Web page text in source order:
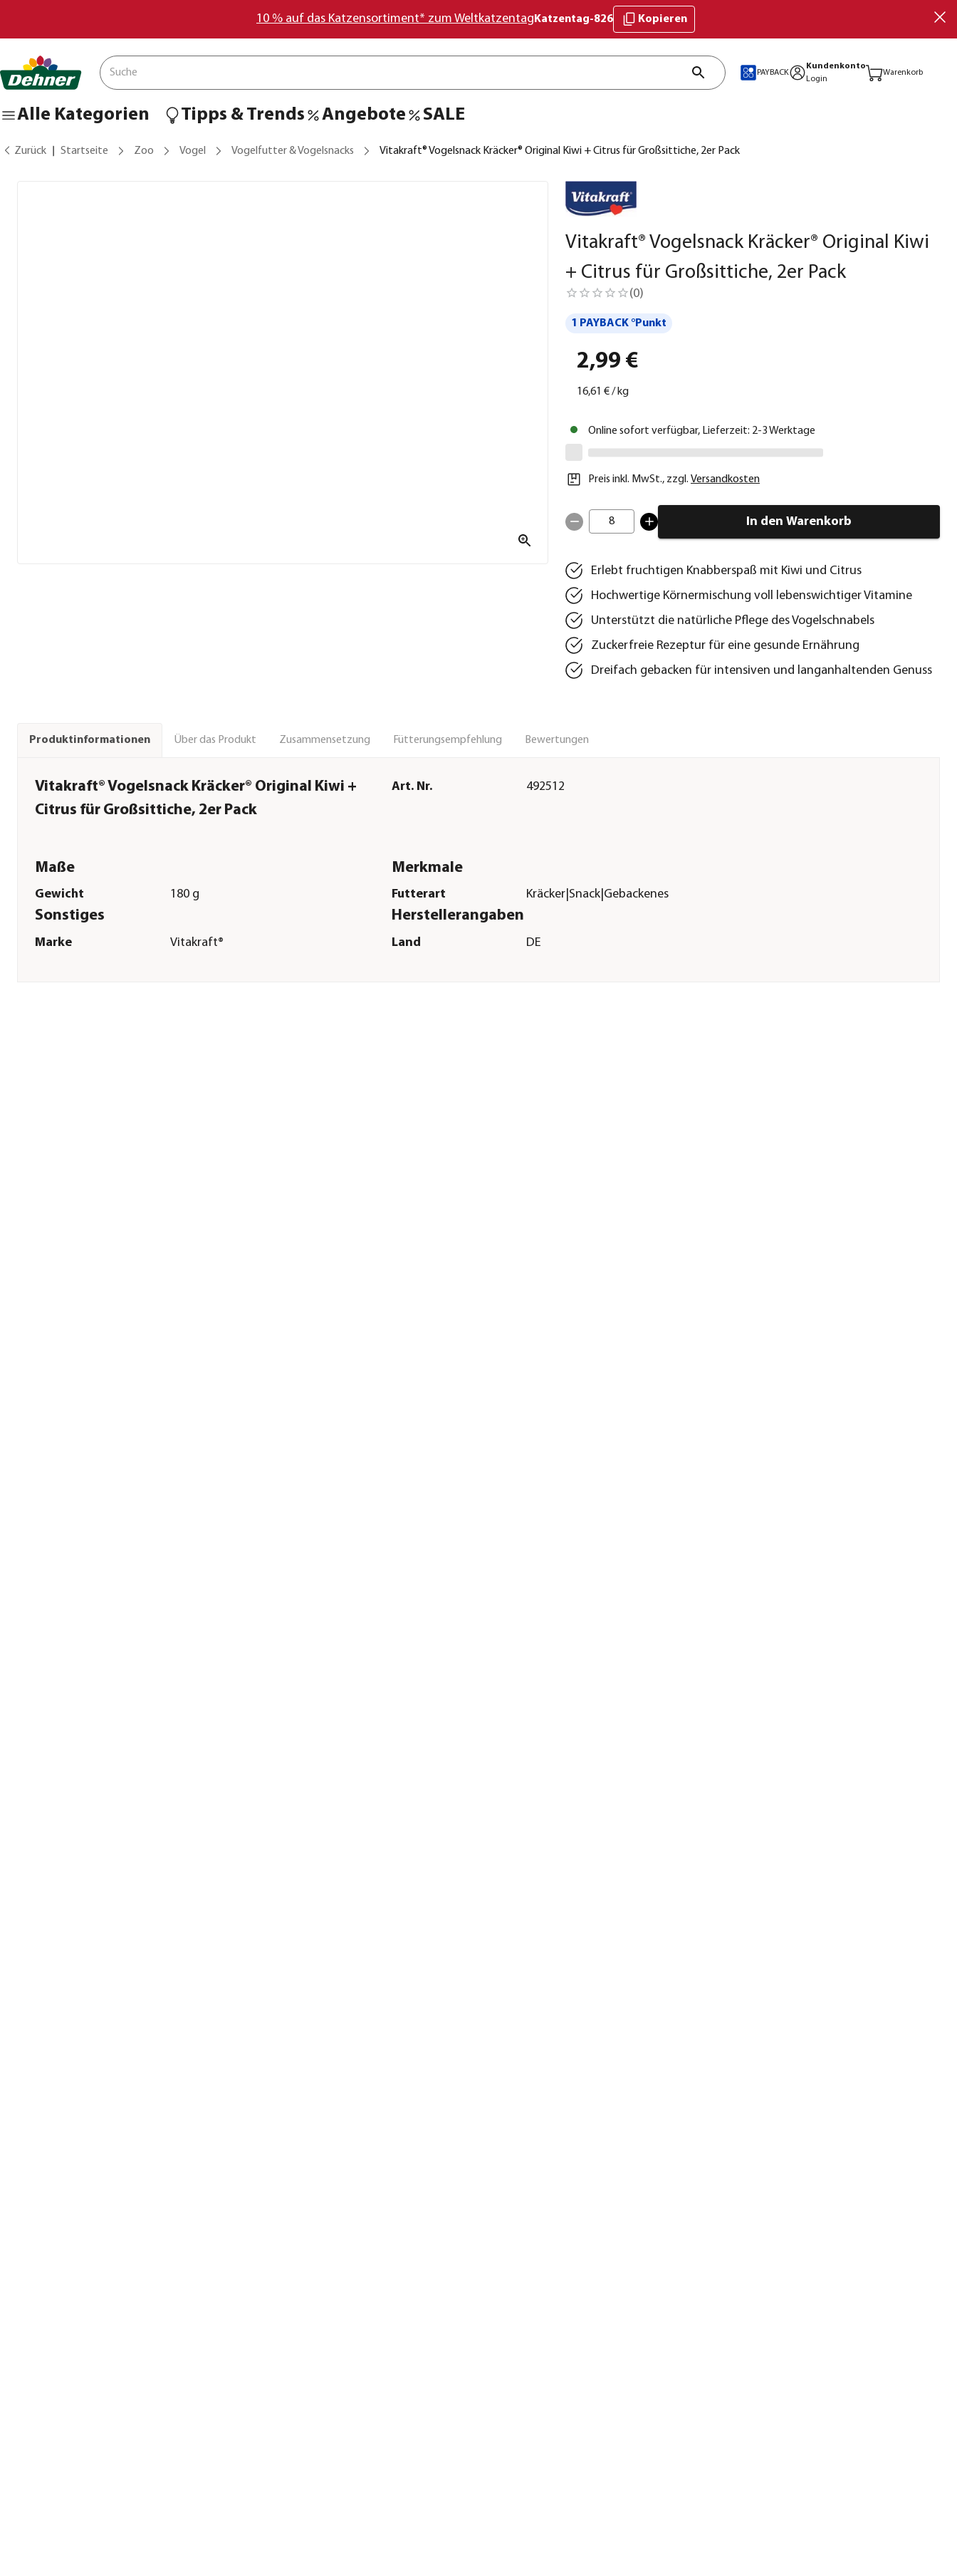
10 % auf das Katzensortiment* zum Weltkatzentag Katzentag-826 Kopieren
PAYBACK
Kundenkonto
Login
Warenkorb
Alle Kategorien Tipps & Trends Angebote SALE
Zurück Startseite Zoo Vogel Vogelfutter & Vogelsnacks Vitakraft® Vogelsnack Kräcker® Original Kiwi + Citrus für Großsittiche, 2er Pack
Vitakraft® Vogelsnack Kräcker® Original Kiwi
+ Citrus für Großsittiche, 2er Pack
(0)
1 PAYBACK °Punkt
2,99 €
16,61 €/ kg
Online sofort verfügbar, Lieferzeit: 2-3 Werktage
Preis inkl. MwSt., zzgl. Versandkosten
8 In den Warenkorb
Erlebt fruchtigen Knabberspaß mit Kiwi und Citrus
Hochwertige Körnermischung voll lebenswichtiger Vitamine
Unterstützt die natürliche Pflege des Vogelschnabels
Zuckerfreie Rezeptur für eine gesunde Ernährung
Dreifach gebacken für intensiven und langanhaltenden Genuss
Produktinformationen Über das Produkt Zusammensetzung Fütterungsempfehlung Bewertungen
Vitakraft® Vogelsnack Kräcker® Original Kiwi +
Citrus für Großsittiche, 2er Pack
Art. Nr. 492512
Maße
Gewicht 180 g
Merkmale
Futterart Kräcker|Snack|Gebackenes
Sonstiges
Marke
Vitakraft®
Herstellerangaben
Land
DE